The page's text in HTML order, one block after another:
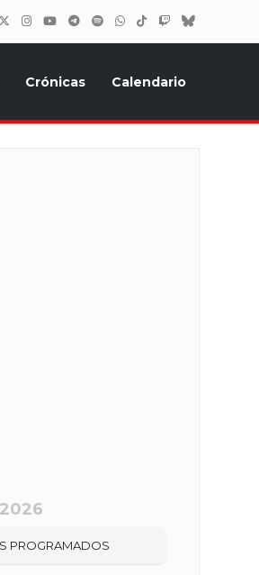
Crónicas Calendario
PROGRAMADOS